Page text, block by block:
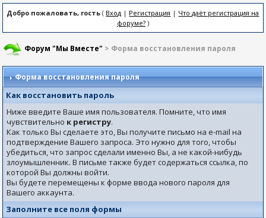
Добро пожаловать, гость ( Вход | Регистрация | Что даёт регистрация на
форуме?)
Форум "Мы Вместе" > Форма восстановления пароля
Форма восстановления пароля
Как восстановить пароль
Ниже введите Ваше имя пользователя. Помните, что имя
чувствительно к регистру.
Как только Вы сделаете это, Вы получите письмо на e-mail на
подтверждение Вашего запроса. Это нужно для того, чтобы
убедиться, что запрос сделали именно Вы, а не какой-нибудь
злоумышленник. В письме также будет содержаться ссылка, по
которой Вы должны войти.
Вы будете перемещены к форме ввода нового пароля для
Вашего аккаунта.
Заполните все поля формы